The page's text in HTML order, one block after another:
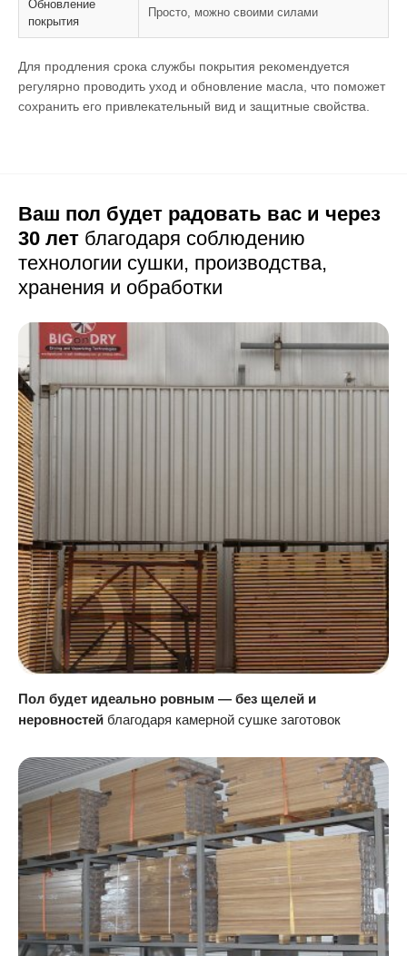
Обновление
покрытия
Просто, можно своими силами
Для продления срока службы покрытия рекомендуется
регулярно проводить уход и обновление масла, что поможет
сохранить его привлекательный вид и защитные свойства.
Ваш пол будет радовать вас и через
30 лет благодаря соблюдению
технологии сушки, производства,
хранения и обработки
Пол будет идеально ровным — без щелей и
неровностей благодаря камерной сушке заготовок